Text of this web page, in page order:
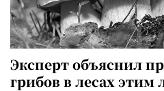
Эксперт объяснил
грибов в лесах этим